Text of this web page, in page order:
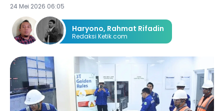
24 Mei 2026 06:05
Haryono, Rahmat Rifadin
Redaksi Ketik.com